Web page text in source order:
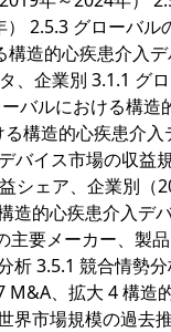
2.5.3 グローバ
造的心疾患介入
、企業別 3.1.1 グ
バルにおける構
構造的心疾患介
バイス市場の収益
シェア、企業別（
的心疾患介入デ
要メーカー、製
3.5.1 競合情勢分
、拡大 4 構造
市場規模の過去